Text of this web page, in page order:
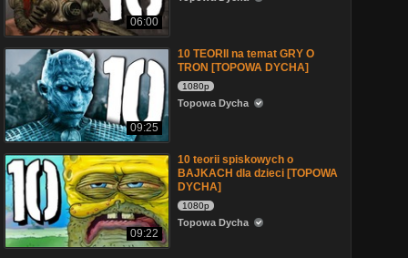
06:00
09:25
10 TEORII na temat GRY O
TRON [TOPOWA DYCHA]
1080p
Topowa Dycha
09:22
10 teorii spiskowych o
BAJKACH dla dzieci [TOPOWA
DYCHA]
1080p
Topowa Dycha